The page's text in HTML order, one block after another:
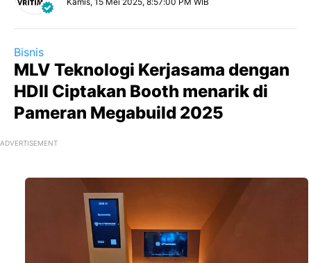
Bisnis
MLV Teknologi Kerjasama dengan
HDII Ciptakan Booth menarik di
Pameran Megabuild 2025
ADVERTISEMENT